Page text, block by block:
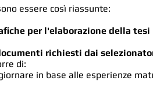
essere così riassunte:
per l'elaborazione della tesi
richiesti dai
di:
in base alle esperienze